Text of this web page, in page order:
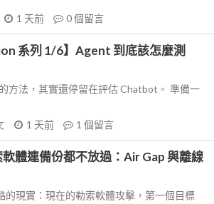
1 天前 0個留言
系列 1/6】Agent 到底該怎麼測
方法，其實還停留在評估 Chatbot。 準備一
1 天前 1 個留言
體連備份都不放過：Air Gap 與離線
的現實：現在的勒索軟體攻擊，第一個目標